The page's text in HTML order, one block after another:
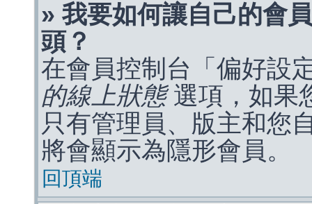
» 我要如何讓自己的會
頭？
在會員控制台「偏好設
的線上狀態選項，如果
只有管理員、版主和您
將會顯示為隱形會員。
回頂端